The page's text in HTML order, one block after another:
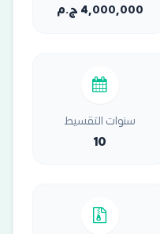
4,000,000 ج.م
سنوات التقسيط
10